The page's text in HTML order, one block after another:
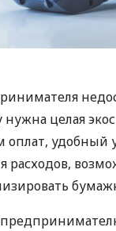
нужна целая
удобный
расходов,